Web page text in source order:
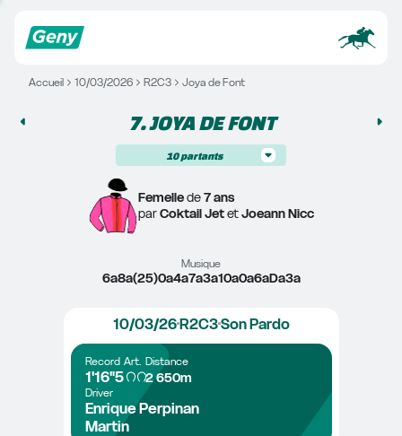
Accueil 10/03/2026 R2C3 Joya de Font
7. JOYA DE FONT
10 partants
Femelle de 7 ans
par Coktail Jet et Joeann Nicc
Musique
6a8a(25)0a4a7a3a10a0a6aDa3a
10/03/26R2C3Son Pardo
Record
1'16"5
Art. Distance
2 650m
Driver
Enrique Perpinan
Martin